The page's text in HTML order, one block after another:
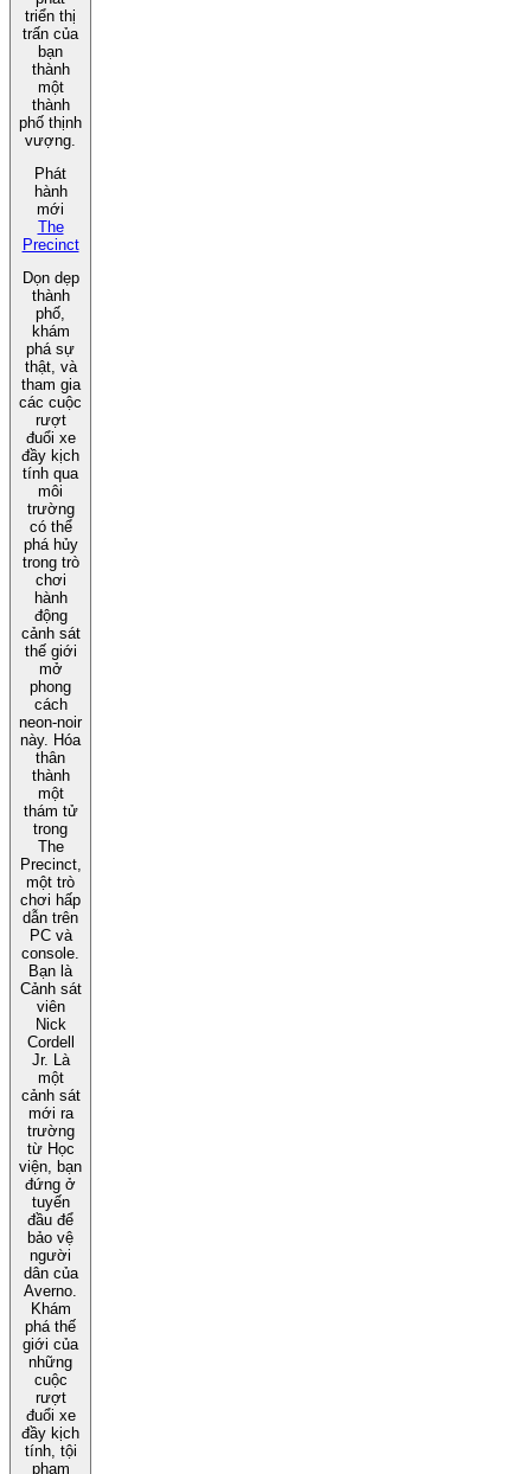
triển thị
trấn của
bạn
thành
một
thành
phố thịnh
vượng.
Phát
hành
mới
The
Precinct
Dọn dẹp
thành
phố,
khám
phá sự
thật, và
tham gia
các cuộc
rượt
đuổi xe
đầy kịch
tính qua
môi
trường
có thể
phá hủy
trong trò
chơi
hành
động
cảnh sát
thế giới
mở
phong
cách
neon-noir
này. Hóa
thân
thành
một
thám tử
trong
The
Precinct,
một trò
chơi hấp
dẫn trên
PC và
console.
Bạn là
Cảnh sát
viên
Nick
Cordell
Jr. Là
một
cảnh sát
mới ra
trường
từ Học
viện, bạn
đứng ở
tuyến
đầu để
bảo vệ
người
dân của
Averno.
Khám
phá thế
giới của
những
cuộc
rượt
đuổi xe
đầy kịch
tính, tội
phạm